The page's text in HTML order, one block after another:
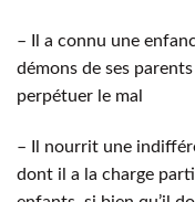
– Il a connu une
démons de ses
perpétuer le mal
– Il nourrit une
dont il a la charge